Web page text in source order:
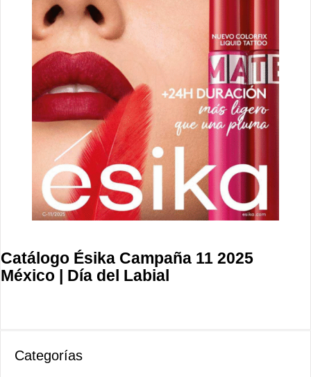
Catálogo Ésika Campaña 11 2025
México | Día del Labial
Categorías